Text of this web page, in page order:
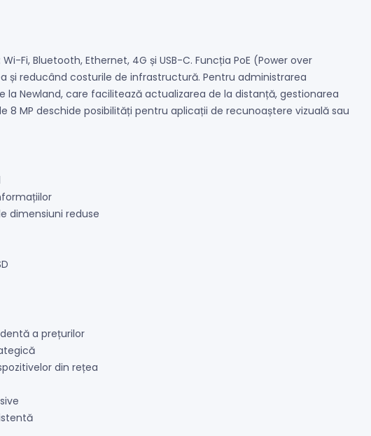
Bluetooth, Ethernet, 4G și USB-C. Funcția PoE (Power over
reducând costurile de infrastructură. Pentru administrarea
Newland, care facilitează actualizarea de la distanță, gestionarea
MP deschide posibilități pentru aplicații de recunoaștere vizuală sau
dimensiuni reduse
a prețurilor
din rețea